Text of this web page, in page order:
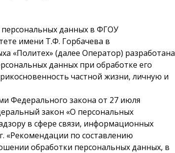
данных в ФГОУ
имени Т.Ф. Горбачева в
«Политех» (далее Оператор) разработана
данных при обработке его
частной жизни, личную и
Федерального закона от 27 июля
закон «О персональных
в сфере связи, информационных
«Рекомендации по составлению
обработки персональных данных, в